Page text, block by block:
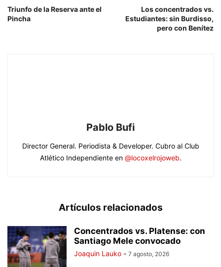
Triunfo de la Reserva ante el
Pincha
Los concentrados vs.
Estudiantes: sin Burdisso,
pero con Benítez
Pablo Bufi
Director General. Periodista & Developer. Cubro al Club
Atlético Independiente en @locoxelrojoweb.
Artículos relacionados
Concentrados vs. Platense: con
Santiago Mele convocado
Joaquin Lauko - 7 agosto, 2026